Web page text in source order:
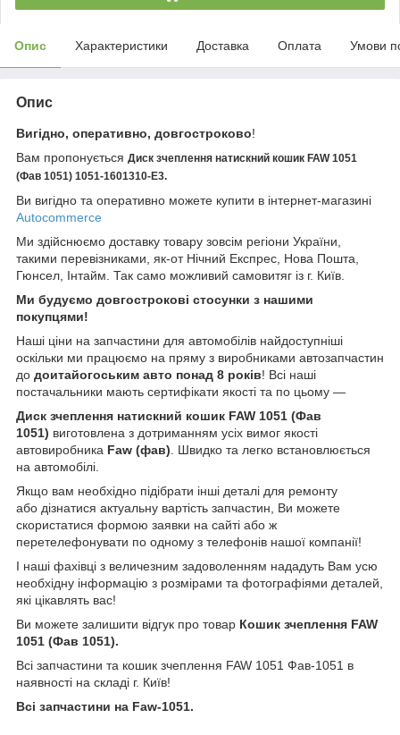
Опис Характеристики Доставка Оплата Умови
Опис
Вигідно, оперативно, довгостроково!
Вам пропонується Диск зчеплення натискний кошик FAW 1051
(Фав 1051) 1051-1601310-Е3.
Ви вигідно та оперативно можете купити в інтернет-магазині
Autocommerce
Ми здійснюємо доставку товару зовсім регіони України,
такими перевізниками, як-от Нічний Експрес, Нова Пошта,
Гюнсел, Інтайм. Так само можливий самовитяг із г. Київ.
Ми будуємо довгострокові стосунки з нашими
покупцями!
Наші ціни на запчастини для автомобілів найдоступніші
оскільки ми працюємо на пряму з виробниками автозапчастин
до доитайогоським авто понад 8 років! Всі наші
постачальники мають сертифікати якості та по цьому —
Диск зчеплення натискний кошик FAW 1051 (Фав
1051) виготовлена з дотриманням усіх вимог якості
автовиробника Faw (фав) . Швидко та легко встановлюється
на автомобілі.
Якщо вам необхідно підібрати інші деталі для ремонту
або дізнатися актуальну вартість запчастин, Ви можете
скористатися формою заявки на сайті або ж
перетелефонувати по одному з телефонів нашої компанії!
І наші фахівці з величезним задоволенням нададуть Вам усю
необхідну інформацію з розмірами та фотографіями деталей,
які цікавлять вас!
Ви можете залишити відгук про товар Кошик зчеплення FAW
1051 (Фав 1051).
Всі запчастини та кошик зчеплення FAW 1051 Фав-1051 в
наявності на складі г. Київ!
Всі запчастини на Faw-1051.